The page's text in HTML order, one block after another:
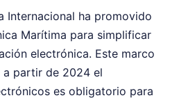
Internacional ha promovido
Marítima para simplificar
electrónica. Este marco
a partir de 2024 el
es obligatorio para